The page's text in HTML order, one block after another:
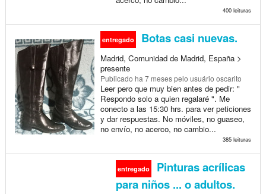
400 leituras
entregado Botas casi nuevas.
Madrid, Comunidad de Madrid, España >
presente
Publicado ha 7 mesespelo usuário oscarito
Leer pero que muy bien antes de pedir: "
Respondo solo a quien regalaré ". Me
conecto a las 15:30 hrs. para ver peticiones
y dar respuestas. No móviles, no guaseo,
no envío, no acerco, no cambio...
385 leituras
entregado
Pinturas acrílicas
para niños ... o adultos.